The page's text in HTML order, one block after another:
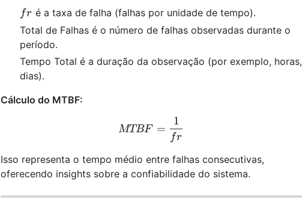
fr
fr é a taxa de falha (falhas por unidade de tempo).
Total de Falhas é o número de falhas observadas durante o
período.
Tempo Total é a duração da observação (por exemplo, horas,
dias).
Cálculo do MTBF:
MTBF = \frac{1}{fr}
MTBF =
fr
1
Isso representa o tempo médio entre falhas consecutivas,
oferecendo insights sobre a confiabilidade do sistema.